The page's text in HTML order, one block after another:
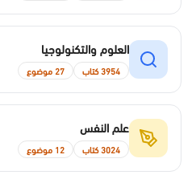
العلوم والتكنولوجيا
3954 كتاب 27 موضوع
علم النفس
3024 كتاب 12 موضوع